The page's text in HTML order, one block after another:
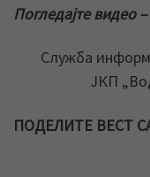
Погледајте видео –
Служба
ЈКП
ПОДЕЛИТЕ ВЕСТ